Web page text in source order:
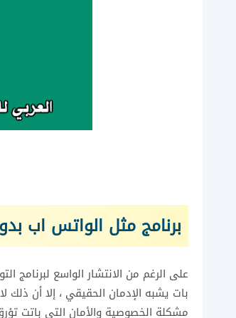
برنامج مثل الواتس اب
على الرغم من الانتشار الواسع لبرنامج
بات يشبه الإدمان الحقيقي ، إلا أن